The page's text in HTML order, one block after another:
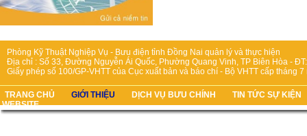
Phòng Kỹ Thuật Nghiệp Vụ - Bưu điện tỉnh Đồng Nai quản lý và thực hiện
Địa chỉ : Số 33, Đường Nguyễn Ái Quốc, Phường Quang Vinh, TP Biên Hòa -
Giấy phép số 100/GP-VHTT của Cục xuất bản và báo chí - Bộ VHTT cấp tháng 7
TRANG CHỦ GIỚI THIỆU DỊCH VỤ BƯU CHÍNH
TIN TỨC SỰ KIỆN
WEBSITE